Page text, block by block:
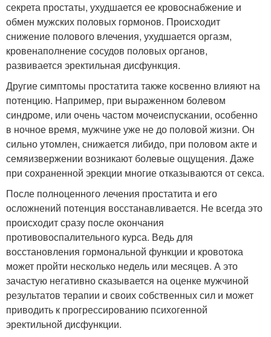
секрета простаты, ухудшается ее кровоснабжение и
обмен мужских половых гормонов. Происходит
снижение полового влечения, ухудшается оргазм,
кровенаполнение сосудов половых органов,
развивается эректильная дисфункция.
Другие симптомы простатита также косвенно влияют на
потенцию. Например, при выраженном болевом
синдроме, или очень частом мочеиспускании, особенно
в ночное время, мужчине уже не до половой жизни. Он
сильно утомлен, снижается либидо, при половом акте и
семяизвержении возникают болевые ощущения. Даже
при сохраненной эрекции многие отказываются от секса.
После полноценного лечения простатита и его
осложнений потенция восстанавливается. Не всегда это
происходит сразу после окончания
противовоспалительного курса. Ведь для
восстановления гормональной функции и кровотока
может пройти несколько недель или месяцев. А это
зачастую негативно сказывается на оценке мужчиной
результатов терапии и своих собственных сил и может
приводить к прогрессированию психогенной
эректильной дисфункции.